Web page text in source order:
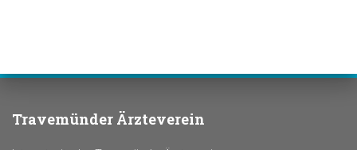
Travemünder Ärzteverein